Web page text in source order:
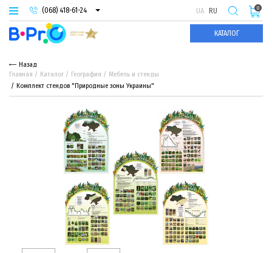
(068) 418-61-24
(093) 974-66-94
(095) 987-29-55
UA RU
КАТАЛОГ
0
Назад
Главная
Каталог География
Мебель и стенды
Комплект стендов "Природные зоны Украины"